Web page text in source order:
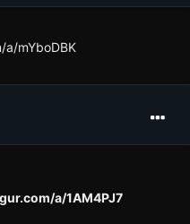
mYboDBK
a/1AM4PJ7